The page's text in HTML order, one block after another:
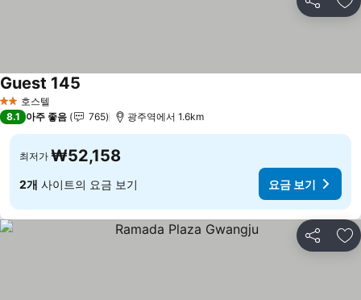
공유 즐
2 성급호스텔
Guest 145
8.1 아주 좋음 765 광주역에서 1.6km
최저가 ₩52,158
2개 사이트의 요금 보기 요금 보기
공유 즐